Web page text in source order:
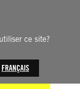
ce site?
FRANÇAIS